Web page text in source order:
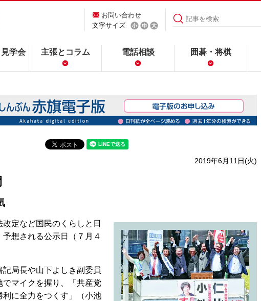
お問い合わせ
文字サイズ
学会 主張とコラム 電話相談 囲碁・将棋
2019年6月11日(火)
定など国民のくらしと日
想される公示日（７月４
局長や山下よしき副委員
マイクを握り、「共産党
に全力をつくす」（小池